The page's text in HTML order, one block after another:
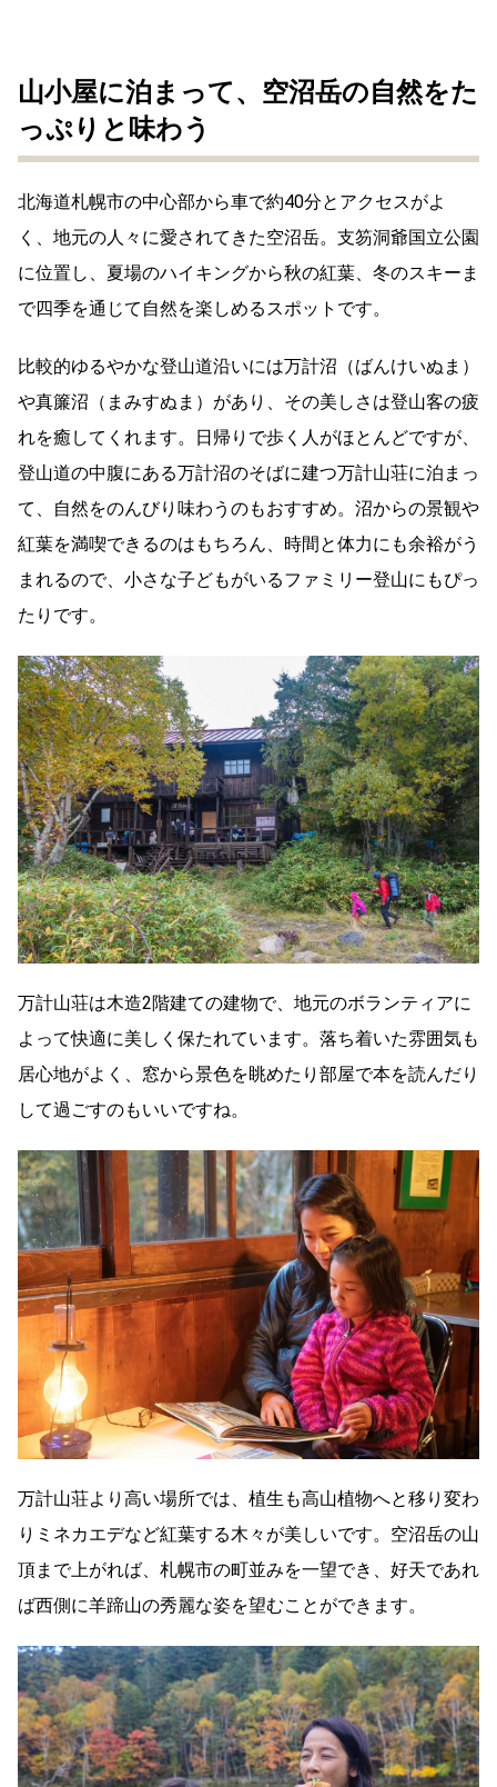
山小屋に泊まって、空沼岳の自然をた
っぷりと味わう
北海道札幌市の中心部から車で約40分とアクセスがよ
く、地元の人々に愛されてきた空沼岳。支笏洞爺国立公園
に位置し、夏場のハイキングから秋の紅葉、冬のスキーま
で四季を通じて自然を楽しめるスポットです。
比較的ゆるやかな登山道沿いには万計沼（ばんけいぬま）
や真簾沼（まみすぬま）があり、その美しさは登山客の疲
れを癒してくれます。日帰りで歩く人がほとんどですが、
登山道の中腹にある万計沼のそばに建つ万計山荘に泊まっ
て、自然をのんびり味わうのもおすすめ。沼からの景観や
紅葉を満喫できるのはもちろん、時間と体力にも余裕がう
まれるので、小さな子どもがいるファミリー登山にもぴっ
たりです。
万計山荘は木造2階建ての建物で、地元のボランティアに
よって快適に美しく保たれています。落ち着いた雰囲気も
居心地がよく、窓から景色を眺めたり部屋で本を読んだり
して過ごすのもいいですね。
万計山荘より高い場所では、植生も高山植物へと移り変わ
りミネカエデなど紅葉する木々が美しいです。空沼岳の山
頂まで上がれば、札幌市の町並みを一望でき、好天であれ
ば西側に羊蹄山の秀麗な姿を望むことができます。